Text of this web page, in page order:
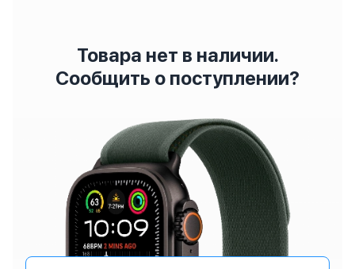
Товара нет в наличии.
Сообщить о поступлении?